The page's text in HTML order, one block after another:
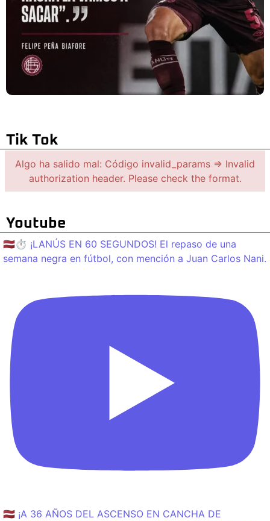
Tik Tok
Algo ha salido mal: Código invalid_params => Invalid
authorization header. Please check the format.
Youtube
🇱🇻⏱️ ¡LANÚS EN 60 SEGUNDOS! El repaso de una
semana negra en fútbol, con mención a Juan Carlos Nani.
🇱🇻 ¡A 36 AÑOS DEL ASCENSO EN CANCHA DE